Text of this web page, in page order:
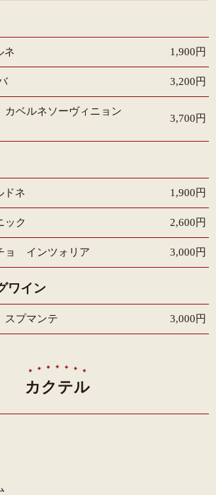
ネ 1,900円
3,200円
ベルネソーヴィニョン
3,700円
ドネ 1,900円
ック 2,600円
ョ インツォリア 3,000円
ワイン
プマンテ 3,000円
カクテル